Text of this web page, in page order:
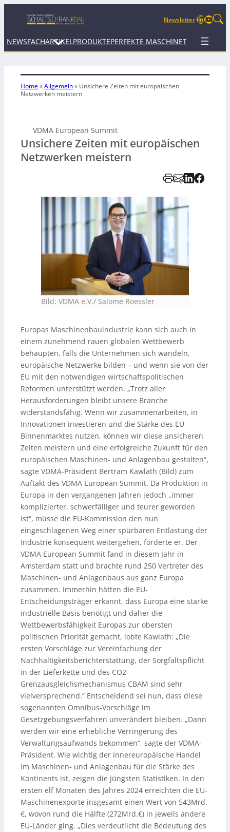
NewsletterLinkedIn
NEWSFACHARTIKEL PRODUKTEPERFEKTE MASCHINETERMINE
Home»Allgemein» Unsichere Zeiten mit europäischen
Netzwerken meistern
VDMA European Summit
Unsichere Zeiten mit europäischen
Netzwerken meistern
Bild: VDMA e.V./ Salome Roessler
Europas Maschinenbauindustrie kann sich auch in
einem zunehmend rauen globalen Wettbewerb
behaupten, falls die Unternehmen sich wandeln,
europäische Netzwerke bilden – und wenn sie von der
EU mit den notwendigen wirtschaftspolitischen
Reformen unterstützt werden. „Trotz aller
Herausforderungen bleibt unsere Branche
widerstandsfähig. Wenn wir zusammenarbeiten, in
Innovationen investieren und die Stärke des EU-
Binnenmarktes nutzen, können wir diese unsicheren
Zeiten meistern und eine erfolgreiche Zukunft für den
europäischen Maschinen- und Anlagenbau gestalten“,
sagte VDMA-Präsident Bertram Kawlath (Bild) zum
Auftakt des VDMA European Summit. Da Produktion in
Europa in den vergangenen Jahren jedoch „immer
komplizierter, schwerfälliger und teurer geworden
ist“, müsse die EU-Kommission den nun
eingeschlagenen Weg einer spürbaren Entlastung der
Industrie konsequent weitergehen, forderte er. Der
VDMA European Summit fand in diesem Jahr in
Amsterdam statt und brachte rund 250 Vertreter des
Maschinen- und Anlagenbaus aus ganz Europa
zusammen. Immerhin hätten die EU-
Entscheidungsträger erkannt, dass Europa eine starke
industrielle Basis benötigt und daher die
Wettbewerbsfähigkeit Europas zur obersten
politischen Priorität gemacht, lobte Kawlath: „Die
ersten Vorschläge zur Vereinfachung der
Nachhaltigkeitsberichterstattung, der Sorgfaltspflicht
in der Lieferkette und des CO2-
Grenzausgleichsmechanismus CBAM sind sehr
vielversprechend.“ Entscheidend sei nun, dass diese
sogenannten Omnibus-Vorschläge im
Gesetzgebungsverfahren unverändert bleiben. „Dann
werden wir eine erhebliche Verringerung des
Verwaltungsaufwands bekommen“, sagte der VDMA-
Präsident. Wie wichtig der innereuropäische Handel
im Maschinen- und Anlagenbau für die Stärke des
Kontinents ist, zeigen die jüngsten Statistiken. In den
ersten elf Monaten des Jahres 2024 erreichten die EU-
Maschinenexporte insgesamt einen Wert von 543Mrd.
€, wovon rund die Hälfte (272Mrd.€) in jeweils andere
EU-Länder ging. „Dies verdeutlicht die Bedeutung des